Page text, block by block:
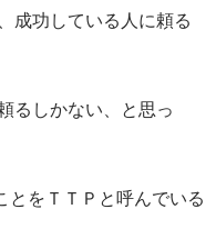
成功している人に頼る
るしかない、と思っ
とをＴＴＰと呼んでいる